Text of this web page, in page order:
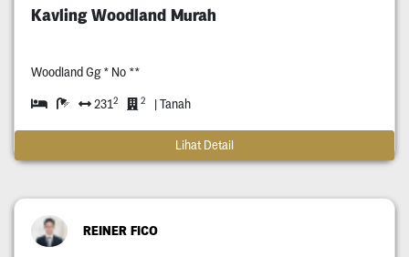
Kavling Woodland Murah
Woodland Gg * No **
2312 2 | Tanah
Lihat Detail
REINER FICO